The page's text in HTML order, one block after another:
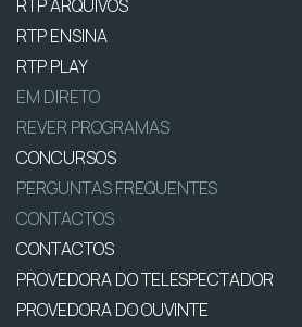
RTP ARQUIVOS
RTP ENSINA
RTP PLAY
EM DIRETO
REVER PROGRAMAS
CONCURSOS
PERGUNTAS FREQUENTES
CONTACTOS
CONTACTOS
PROVEDORA DO TELESPECTADOR
PROVEDORA DO OUVINTE